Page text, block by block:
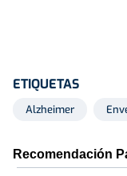
ETIQUETAS
Alzheimer